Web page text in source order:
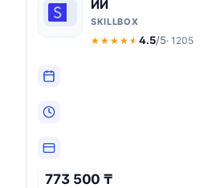
ИИ
SKILLBOX
★★★★★
★★★★★ 4.5/5· 1205
773 500 ₸